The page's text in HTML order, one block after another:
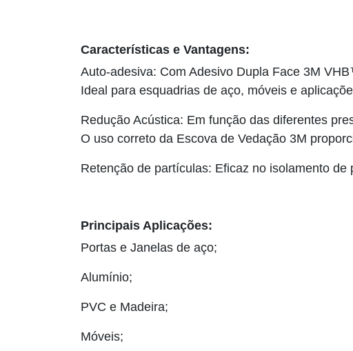
Características e Vantagens:
Auto-adesiva: Com Adesivo Dupla Face 3M
Ideal para esquadrias de aço, móveis e
Redução Acústica: Em função das diferentes
O uso correto da Escova de Vedação 3M
Retenção de partículas: Eficaz no isolamento de
Principais Aplicações:
Portas e Janelas de aço;
Alumínio;
PVC e Madeira;
Móveis;